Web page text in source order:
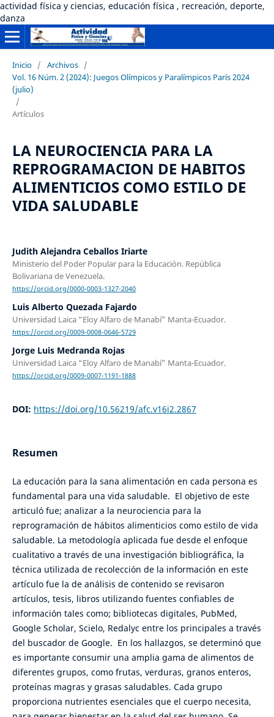
actividad física y ciencias, educación física , recreación, deporte,
danza
Inicio / Archivos /
Vol. 16 Núm. 2 (2024): Juegos Olímpicos y Paralímpicos París 2024
(julio)
/
Artículos
LA NEUROCIENCIA PARA LA
REPROGRAMACION DE HABITOS
ALIMENTICIOS COMO ESTILO DE
VIDA SALUDABLE
Judith Alejandra Ceballos Iriarte
Ministerio del Poder Popular para la Educación. República
Bolivariana de Venezuela.
https://orcid.org/0000-0003-1327-2040
Luis Alberto Quezada Fajardo
Universidad Laica “Eloy Alfaro de Manabí” Manta-Ecuador.
https://orcid.org/0009-0008-0646-5729
Jorge Luis Medranda Rojas
Universidad Laica “Eloy Alfaro de Manabí” Manta-Ecuador.
https://orcid.org/0009-0007-1191-1888
DOI: https://doi.org/10.56219/afc.v16i2.2867
Resumen
La educación para la sana alimentación en cada persona es
fundamental para una vida saludable. El objetivo de este
articuló fue; analizar a la neurociencia para la
reprogramación de hábitos alimenticios como estilo de vida
saludable. La metodología aplicada fue desde el enfoque
cualitativo a través de una investigación bibliográfica, la
técnica utilizada de recolección de la información en este
artículo fue la de análisis de contenido se revisaron
artículos, tesis, libros utilizando fuentes confiables de
información tales como; bibliotecas digitales, PubMed,
Google Scholar, Scielo, Redalyc entre los principales a través
del buscador de Google. En los hallazgos, se determinó que
es importante consumir una amplia gama de alimentos de
diferentes grupos, como frutas, verduras, granos enteros,
proteínas magras y grasas saludables. Cada grupo
proporciona nutrientes esenciales que el cuerpo necesita,